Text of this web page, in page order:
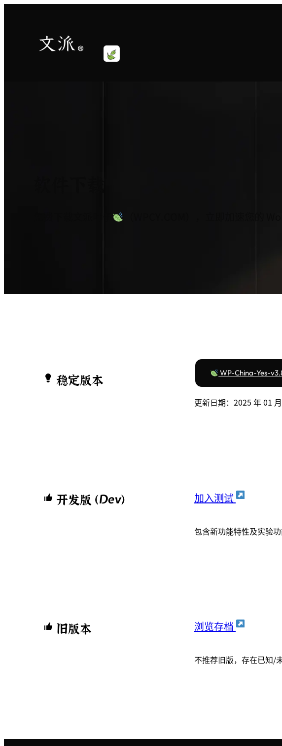
稳定版本 WP-China-Yes-
更新日期：2025 年 01 月
开发版 （Dev） 加入测试
包含新功能特性及实验
旧版本 浏览存档
不推荐旧版，存在已知/